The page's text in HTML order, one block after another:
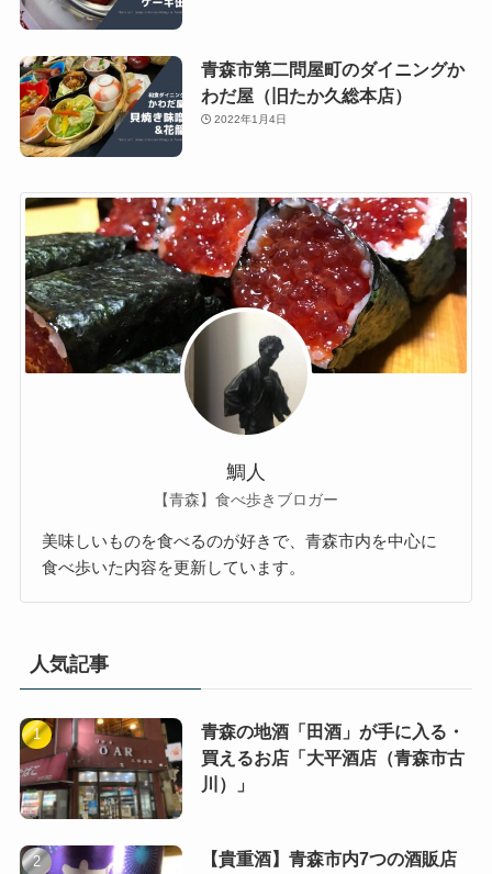
青森市第二問屋町のダイニングか
わだ屋（旧たか久総本店）
2022年1月4日
鯛人
【青森】食べ歩きブロガー
美味しいものを食べるのが好きで、青森市内を中心に
食べ歩いた内容を更新しています。
人気記事
青森の地酒「田酒」が手に入る・
買えるお店「大平酒店（青森市古
川）」
【貴重酒】青森市内7つの酒販店